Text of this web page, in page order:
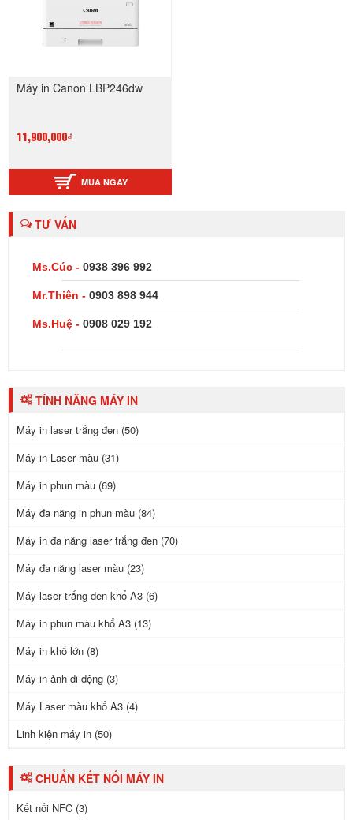
Máy in Canon LBP246dw
11,900,000₫
MUA NGAY
TƯ VẤN
Ms.Cúc - 0938 396 992
Mr.Thiên - 0903 898 944
Ms.Huệ - 0908 029 192
TÍNH NĂNG MÁY IN
Máy in laser trắng đen (50)
Máy in Laser màu (31)
Máy in phun màu (69)
Máy đa năng in phun màu (84)
Máy in đa năng laser trắng đen (70)
Máy đa năng laser màu (23)
Máy laser trắng đen khổ A3 (6)
Máy in phun màu khổ A3 (13)
Máy in khổ lớn (8)
Máy in ảnh di động (3)
Máy Laser màu khổ A3 (4)
Linh kiện máy in (50)
CHUẨN KẾT NỐI MÁY IN
Kết nối NFC (3)